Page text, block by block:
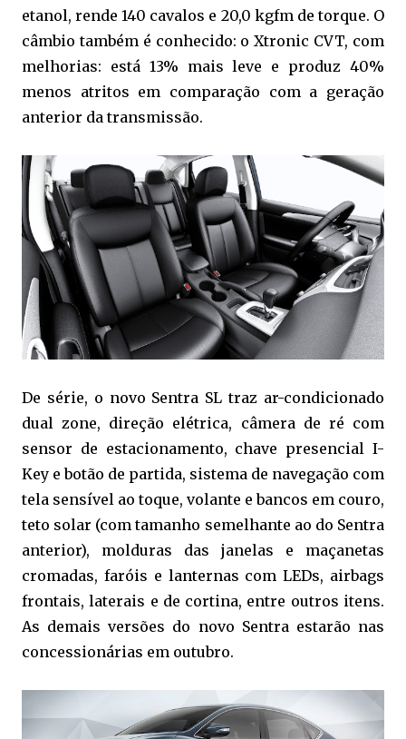
etanol, rende 140 cavalos e 20,0 kgfm de torque. O
câmbio também é conhecido: o Xtronic CVT, com
melhorias: está 13% mais leve e produz 40%
menos atritos em comparação com a geração
anterior da transmissão.
De série, o novo Sentra SL traz ar-condicionado
dual zone, direção elétrica, câmera de ré com
sensor de estacionamento, chave presencial I-
Key e botão de partida, sistema de navegação com
tela sensível ao toque, volante e bancos em couro,
teto solar (com tamanho semelhante ao do Sentra
anterior), molduras das janelas e maçanetas
cromadas, faróis e lanternas com LEDs, airbags
frontais, laterais e de cortina, entre outros itens.
As demais versões do novo Sentra estarão nas
concessionárias em outubro.